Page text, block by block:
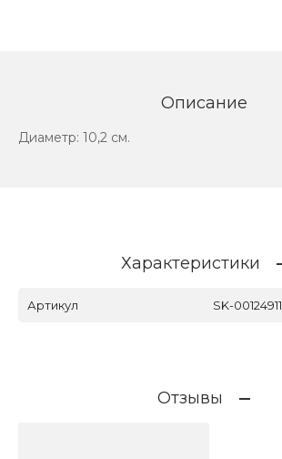
Описание
Диаметр: 10,2 см.
Характеристики
Артикул SK-00124911
Отзывы